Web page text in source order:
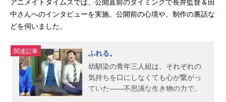
アニメイトタイムズでは、公開直前のタイミングで長井監督＆田
中さんへのインタビューを実施。公開前の心境や、制作の裏話な
どを伺いました。
関連記事
ふれる。
幼馴染の青年三人組は、それぞれの
気持ちを口にしなくても心が繋がっ
ていた――不思議な生き物の力で。